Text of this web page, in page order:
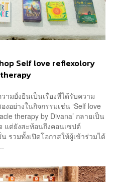
Self love reflexolory
มยั่งยืนเป็นเรื่องที่ได้รับความ
อย่างในกิจกรรมเช่น ‘Self love
therapy by Divana’ กลายเป็น
แต่ยังสะท้อนถึงคอนเซปต์
รวมทั้งเปิดโอกาสให้ผู้เข้าร่วมได้